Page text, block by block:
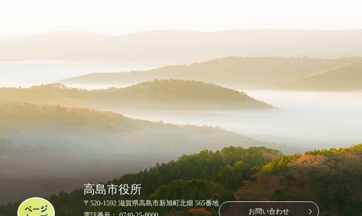
ペ
高島市役所
〒520-1592 滋賀県高島市新旭町北畑 565番地
お問い合わせ